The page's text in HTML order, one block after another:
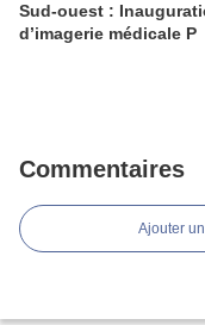
Sud-ouest :
d’imagerie médicale P
Commentaires
Ajouter